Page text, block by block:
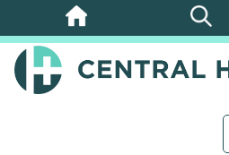
Bỏ
qua
nội